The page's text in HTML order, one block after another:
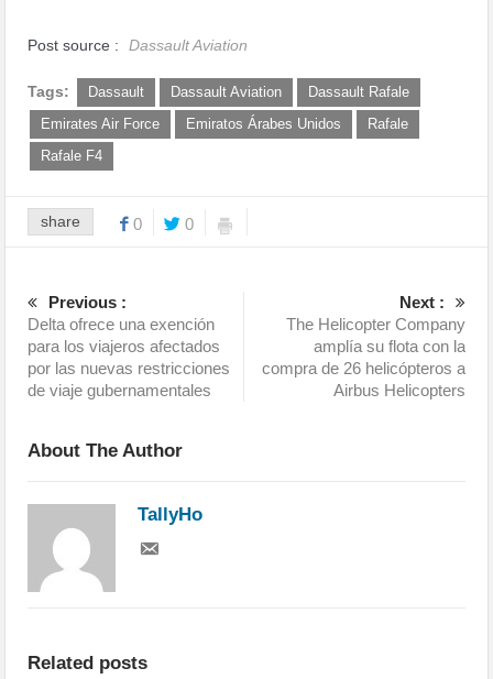
Post source : Dassault Aviation
Tags: Dassault Dassault Aviation
Dassault Rafale
Emirates Air Force
Emiratos Árabes Unidos
Rafale
Rafale F4
share 0 0
Previous :
Delta ofrece una exención
para los viajeros afectados
por las nuevas restricciones
de viaje gubernamentales
Next :
The Helicopter Company
amplía su flota con la
compra de 26 helicópteros a
Airbus Helicopters
About The Author
TallyHo
Related posts